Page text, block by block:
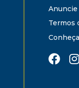
Anuncie
Termos